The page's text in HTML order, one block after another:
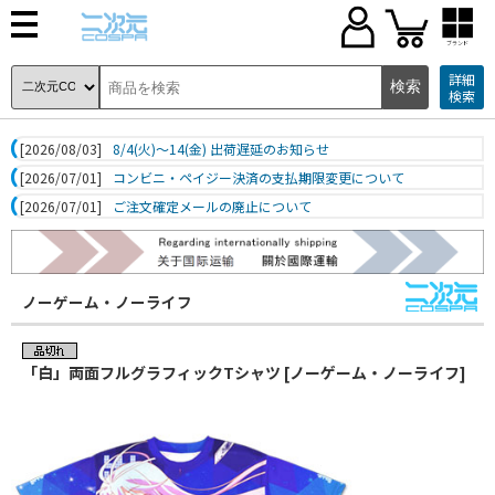
ブランド
詳細
検索
[2026/08/03]
8/4(火)～14(金) 出荷遅延のお知らせ
[2026/07/01]
コンビニ・ペイジー決済の支払期限変更について
[2026/07/01]
ご注文確定メールの廃止について
ノーゲーム・ノーライフ
「白」両面フルグラフィックTシャツ [ノーゲーム・ノーライフ]